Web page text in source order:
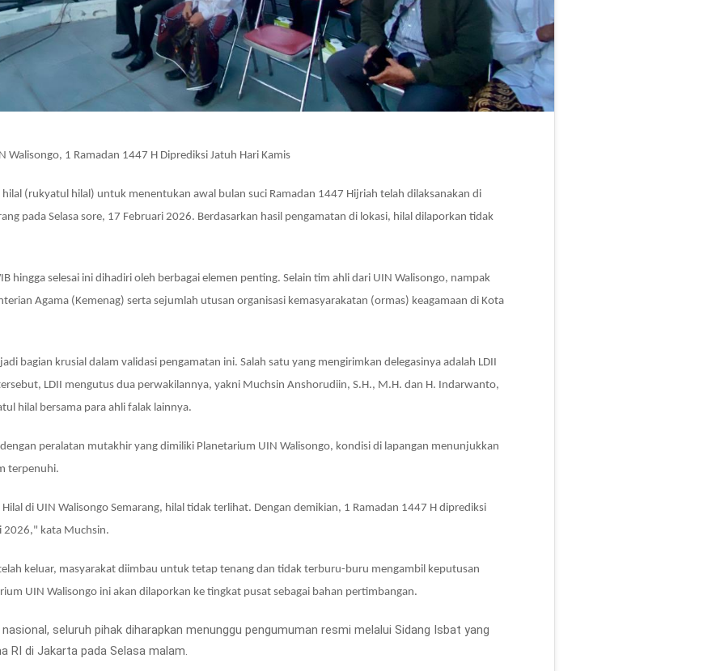
Walisongo, 1 Ramadan 1447 H Diprediksi Jatuh Hari Kamis
hilal (rukyatul hilal) untuk menentukan awal bulan suci Ramadan 1447 Hijriah telah dilaksanakan di
pada Selasa sore, 17 Februari 2026. Berdasarkan hasil pengamatan di lokasi, hilal dilaporkan tidak
hingga selesai ini dihadiri oleh berbagai elemen penting. Selain tim ahli dari UIN Walisongo, nampak
Agama (Kemenag) serta sejumlah utusan organisasi kemasyarakatan (ormas) keagamaan di Kota
bagian krusial dalam validasi pengamatan ini. Salah satu yang mengirimkan delegasinya adalah LDII
LDII mengutus dua perwakilannya, yakni Muchsin Anshorudiin, S.H., M.H. dan H. Indarwanto,
hilal bersama para ahli falak lainnya.
peralatan mutakhir yang dimiliki Planetarium UIN Walisongo, kondisi di lapangan menunjukkan
terpenuhi.
di UIN Walisongo Semarang, hilal tidak terlihat. Dengan demikian, 1 Ramadan 1447 H diprediksi
2026," kata Muchsin.
keluar, masyarakat diimbau untuk tetap tenang dan tidak terburu-buru mengambil keputusan
UIN Walisongo ini akan dilaporkan ke tingkat pusat sebagai bahan pertimbangan.
seluruh pihak diharapkan menunggu pengumuman resmi melalui Sidang Isbat yang
RI di Jakarta pada Selasa malam.